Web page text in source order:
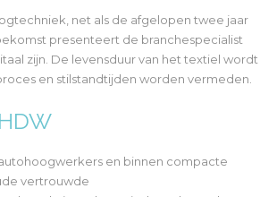
net als de afgelopen twee jaar
presenteert de branchespecialist
zijn. De levensduur van het textiel wordt
en stilstandtijden worden vermeden.
en binnen compacte
vertrouwde